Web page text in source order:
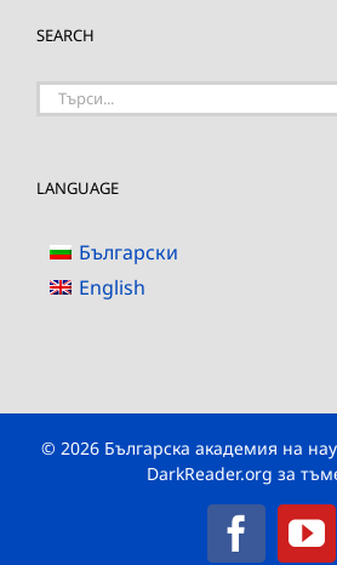
SEARCH
Търсене
LANGUAGE
Български
English
© 2026 Българска академия на
DarkReader.org за